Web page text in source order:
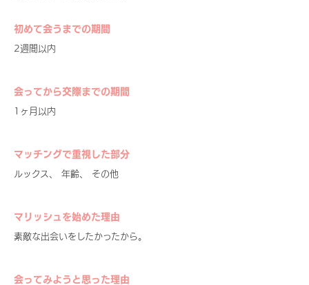
初めて会うまでの期間
2週間以内
会ってから交際までの期間
1ヶ月以内
マッチングで重視した部分
ルックス、 年齢、 その他
マリッシュを始めた理由
素敵な出会いをしたかったから。
会ってみようと思った理由